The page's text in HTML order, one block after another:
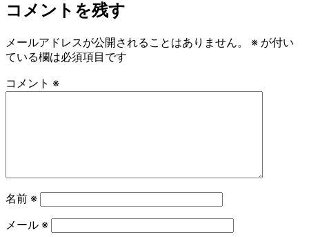
コメントを残す
メールアドレスが公開されることはありません。 ※ が付い
ている欄は必須項目です
コメント ※
名前 ※
メール ※